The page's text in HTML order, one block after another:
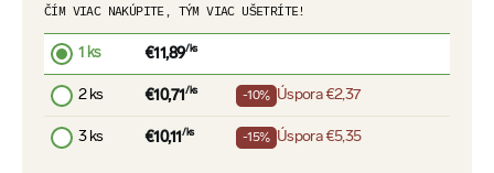
ČÍM VIAC NAKÚPITE, TÝM VIAC UŠETRÍTE!
1 ks €11,89/ks
2 ks €10,71 /ks -10% Úspora €2,37
3 ks €10,11 /ks -15% Úspora €5,35